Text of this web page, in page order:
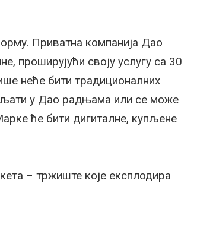
Приватна компанија Дао
проширујући своју услугу са 30
неће бити традиционалних
у Дао радњама или се може
ће бити дигиталне, купљене
– тржиште које експлодира